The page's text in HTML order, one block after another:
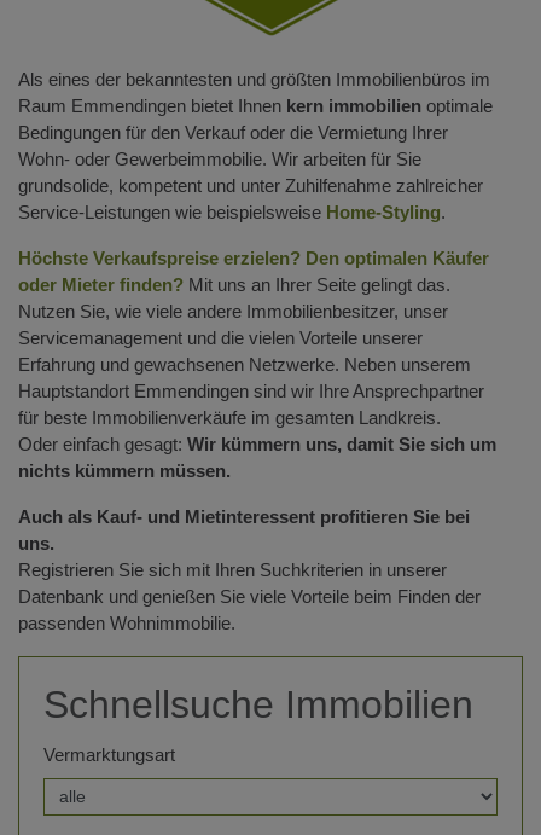
Als eines der bekanntesten und größten Immobilienbüros im
Raum Emmendingen bietet Ihnen kern immobilien optimale
Bedingungen für den Verkauf oder die Vermietung Ihrer
Wohn- oder Gewerbeimmobilie. Wir arbeiten für Sie
grundsolide, kompetent und unter Zuhilfenahme zahlreicher
Service-Leistungen wie beispielsweise Home-Styling.
Höchste Verkaufspreise erzielen? Den optimalen Käufer
oder Mieter finden? Mit uns an Ihrer Seite gelingt das.
Nutzen Sie, wie viele andere Immobilienbesitzer, unser
Servicemanagement und die vielen Vorteile unserer
Erfahrung und gewachsenen Netzwerke. Neben unserem
Hauptstandort Emmendingen sind wir Ihre Ansprechpartner
für beste Immobilienverkäufe im gesamten Landkreis.
Oder einfach gesagt: Wir kümmern uns, damit Sie sich um
nichts kümmern müssen.
Auch als Kauf- und Mietinteressent profitieren Sie bei
uns.
Registrieren Sie sich mit Ihren Suchkriterien in unserer
Datenbank und genießen Sie viele Vorteile beim Finden der
passenden Wohnimmobilie.
Schnellsuche Immobilien
Vermarktungsart